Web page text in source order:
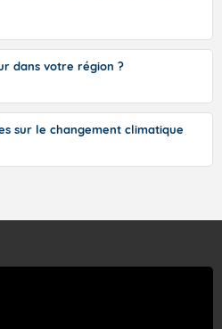
dans votre région ?
sur le changement climatique